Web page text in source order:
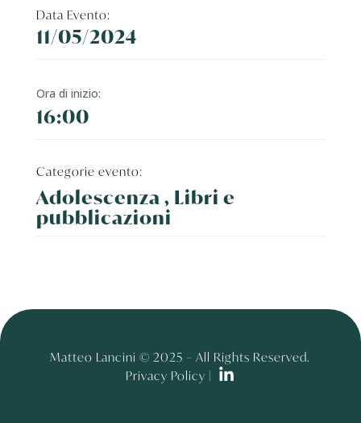
Data Evento:
11/05/2024
Ora di inizio:
16:00
Categorie evento:
Adolescenza , Libri e
pubblicazioni
Matteo Lancini © 2025 – All Rights Reserved.
Privacy Policy |